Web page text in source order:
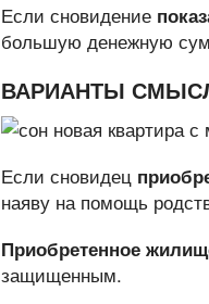
Если сновидение
большую денежную
ВАРИАНТЫ
Если сновидец
наяву на помощь
Приобретенное
защищенным.